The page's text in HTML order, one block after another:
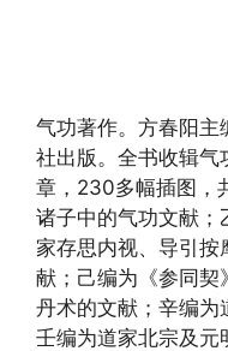
气功著作。方春阳主
社出版。全书收辑
章，230多幅插图，
诸子中的气功文献；
家存思内视、导引按
献；己编为《参同契
丹术的文献；辛编为
壬编为道家北宗及元